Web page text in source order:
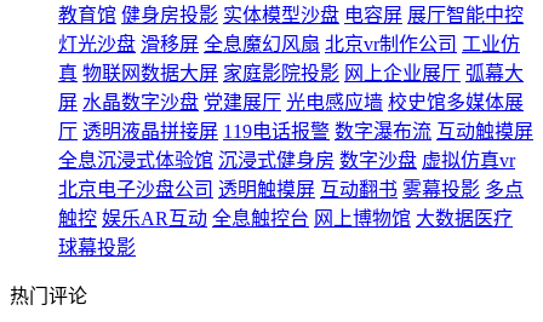
教育馆 健身房投影 实体模型沙盘 电容屏 展厅智能中控
灯光沙盘 滑移屏 全息魔幻风扇 北京vr制作公司 工业仿
真 物联网数据大屏 家庭影院投影 网上企业展厅 弧幕大
屏 水晶数字沙盘 党建展厅 光电感应墙 校史馆多媒体展
厅 透明液晶拼接屏 119电话报警 数字瀑布流 互动触摸屏
全息沉浸式体验馆 沉浸式健身房 数字沙盘 虚拟仿真vr
北京电子沙盘公司 透明触摸屏 互动翻书 雾幕投影 多点
触控 娱乐AR互动 全息触控台 网上博物馆 大数据医疗
球幕投影
热门评论